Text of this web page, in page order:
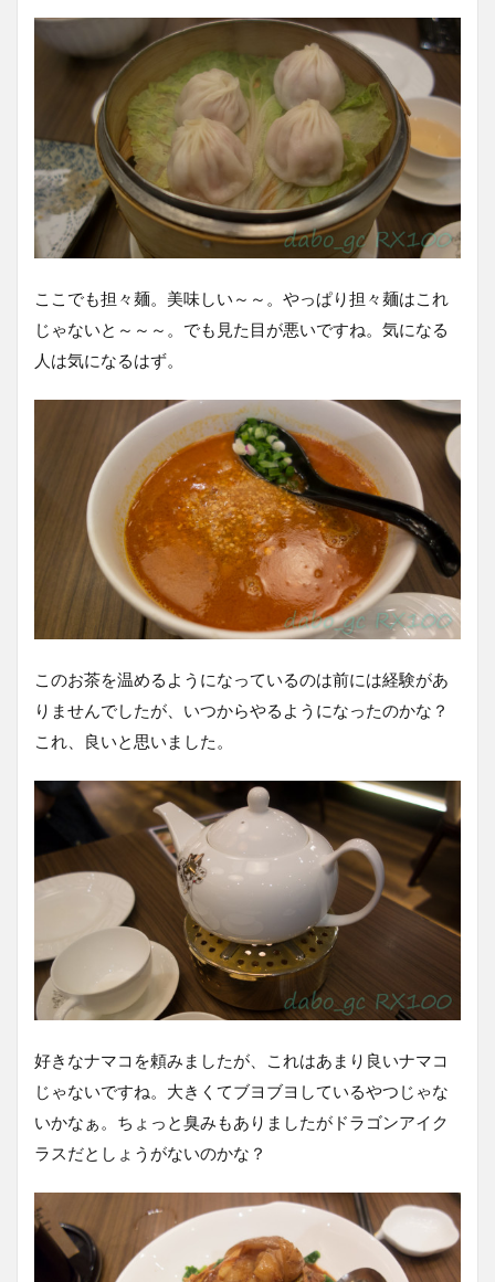
ここでも担々麺。美味しい～～。やっぱり担々麺はこれ
じゃないと～～～。でも見た目が悪いですね。気になる
人は気になるはず。
このお茶を温めるようになっているのは前には経験があ
りませんでしたが、いつからやるようになったのかな？
これ、良いと思いました。
好きなナマコを頼みましたが、これはあまり良いナマコ
じゃないですね。大きくてブヨブヨしているやつじゃな
いかなぁ。ちょっと臭みもありましたがドラゴンアイク
ラスだとしょうがないのかな？